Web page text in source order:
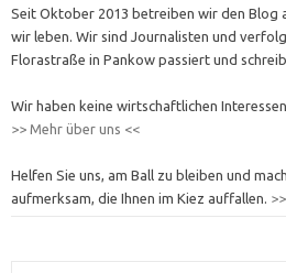
Seit Oktober 2013 betreiben wir den Blog
wir leben. Wir sind Journalisten und
Florastraße in Pankow passiert und
Wir haben keine wirtschaftlichen
>> Mehr über uns <<
Helfen Sie uns, am Ball zu bleiben und
aufmerksam, die Ihnen im Kiez auffallen.